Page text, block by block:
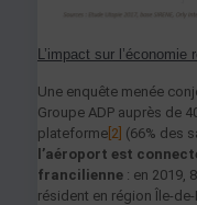
L’impact sur l’économie
Une enquête menée
Groupe ADP auprès de
plateforme[2] (66% des
l’aéroport est
francilienne: en 2019,
résident en région Île-